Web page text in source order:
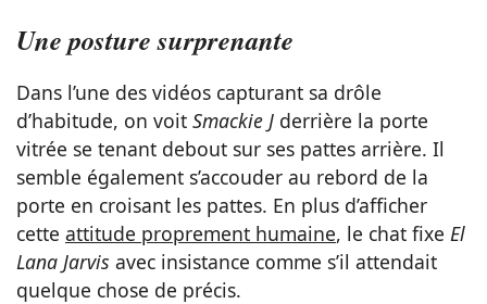
Une posture surprenante
Dans l’une des vidéos capturant sa drôle
d’habitude, on voit Smackie J derrière la porte
vitrée se tenant debout sur ses pattes arrière. Il
semble également s’accouder au rebord de la
porte en croisant les pattes. En plus d’afficher
cette attitude proprement humaine, le chat fixe El
Lana Jarvis avec insistance comme s’il attendait
quelque chose de précis.